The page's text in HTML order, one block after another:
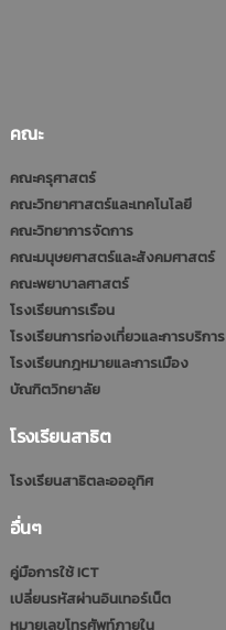
คณะ
คณะครุศาสตร์
คณะวิทยาศาสตร์และเทคโนโลยี
คณะวิทยาการจัดการ
คณะมนุษยศาสตร์และสังคมศาสตร์
คณะพยาบาลศาสตร์
โรงเรียนการเรือน
โรงเรียนการท่องเที่ยวและการบริการ
โรงเรียนกฎหมายและการเมือง
บัณฑิตวิทยาลัย
โรงเรียนสาธิต
โรงเรียนสาธิตละอออุทิศ
อื่นๆ
คู่มือการใช้ ICT
เปลี่ยนรหัสผ่านอินเทอร์เน็ต
หมายเลขโทรศัพท์ภายใน